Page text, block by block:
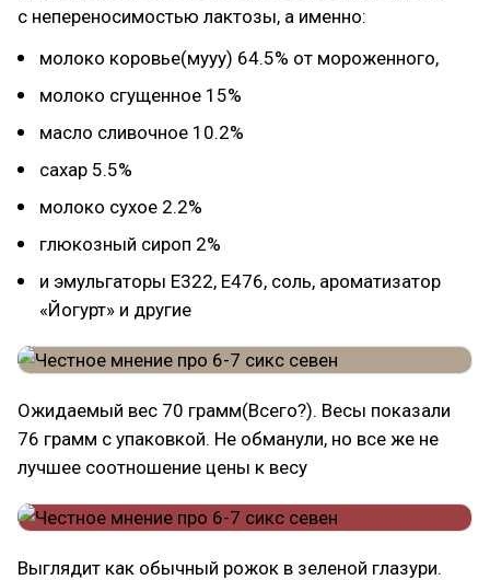
с непереносимостью лактозы, а именно:
молоко коровье(мууу) 64.5% от мороженного,
молоко сгущенное 15%
масло сливочное 10.2%
сахар 5.5%
молоко сухое 2.2%
глюкозный сироп 2%
и эмульгаторы Е322, Е476, соль, ароматизатор
«Йогурт» и другие
Ожидаемый вес 70 грамм(Всего?). Весы показали
76 грамм с упаковкой. Не обманули, но все же не
лучшее соотношение цены к весу
Выглядит как обычный рожок в зеленой глазури.